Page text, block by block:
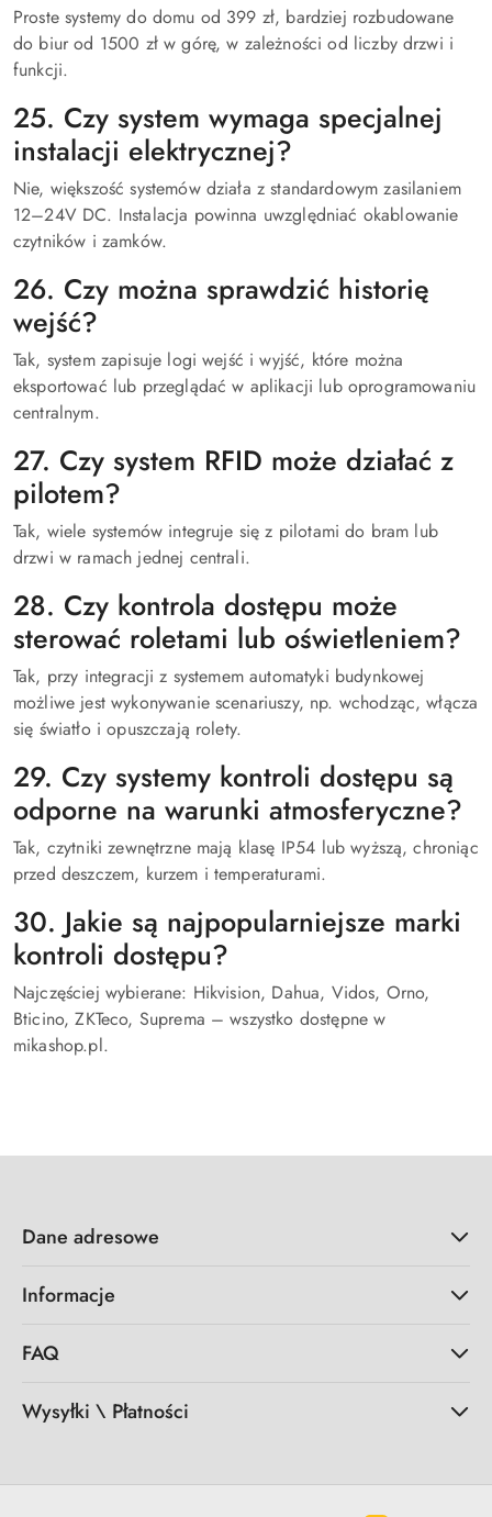
Proste systemy do domu od 399 zł, bardziej rozbudowane
do biur od 1500 zł w górę, w zależności od liczby drzwi i
funkcji.
25. Czy system wymaga specjalnej
instalacji elektrycznej?
Nie, większość systemów działa z standardowym zasilaniem
12–24V DC. Instalacja powinna uwzględniać okablowanie
czytników i zamków.
26. Czy można sprawdzić historię
wejść?
Tak, system zapisuje logi wejść i wyjść, które można
eksportować lub przeglądać w aplikacji lub oprogramowaniu
centralnym.
27. Czy system RFID może działać z
pilotem?
Tak, wiele systemów integruje się z pilotami do bram lub
drzwi w ramach jednej centrali.
28. Czy kontrola dostępu może
sterować roletami lub oświetleniem?
Tak, przy integracji z systemem automatyki budynkowej
możliwe jest wykonywanie scenariuszy, np. wchodząc, włącza
się światło i opuszczają rolety.
29. Czy systemy kontroli dostępu są
odporne na warunki atmosferyczne?
Tak, czytniki zewnętrzne mają klasę IP54 lub wyższą, chroniąc
przed deszczem, kurzem i temperaturami.
30. Jakie są najpopularniejsze marki
kontroli dostępu?
Najczęściej wybierane: Hikvision, Dahua, Vidos, Orno,
Bticino, ZKTeco, Suprema – wszystko dostępne w
mikashop.pl.
Dane adresowe
Informacje
FAQ
Wysyłki \ Płatności